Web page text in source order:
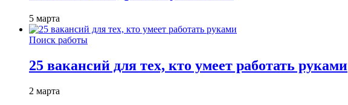
5 марта
Поиск работы
25 вакансий для тех, кто умеет работать руками
2 марта